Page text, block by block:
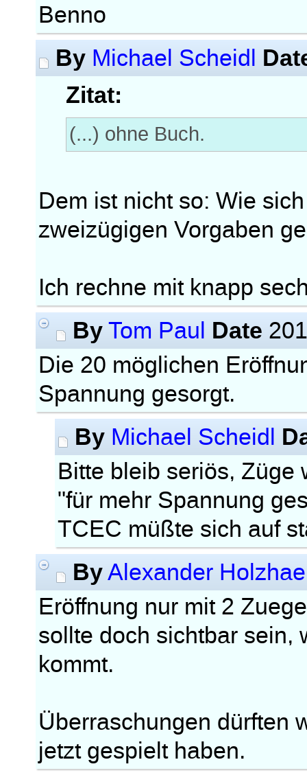
Benno
By Michael Scheidl
Zitat:
(...) ohne Buch.
Dem ist nicht so: Wie
zweizügigen Vorgaben
Ich rechne mit knapp
By Tom Paul Date
Die 20 möglichen
Spannung gesorgt.
By Michael Scheidl
Bitte bleib seriös, Züge
"für mehr Spannung
TCEC müßte sich auf
ByAlexander
Eröffnung nur mit 2
sollte doch sichtbar sein,
kommt.
Überraschungen dürften
jetzt gespielt haben.